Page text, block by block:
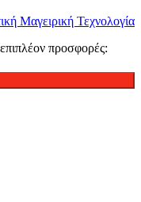
Μαγειρική Τεχνολογία
προσφορές: